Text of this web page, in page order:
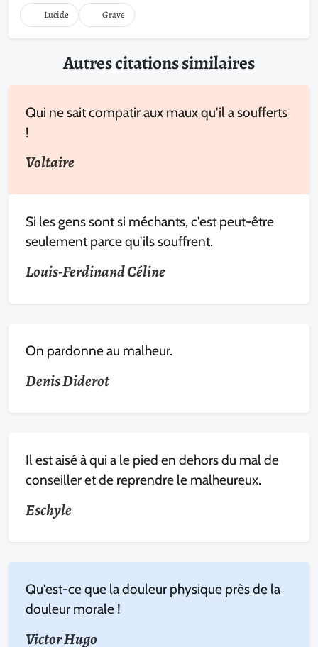
Lucide Grave
Autres citations similaires
Qui ne sait compatir aux maux qu'il a soufferts
!
Voltaire
Si les gens sont si méchants, c'est peut-être
seulement parce qu'ils souffrent.
Louis-Ferdinand Céline
On pardonne au malheur.
Denis Diderot
Il est aisé à qui a le pied en dehors du mal de
conseiller et de reprendre le malheureux.
Eschyle
Qu'est-ce que la douleur physique près de la
douleur morale !
Victor Hugo